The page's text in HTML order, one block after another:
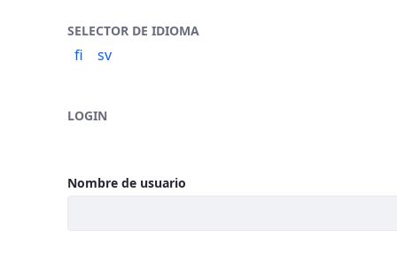
SELECTOR DE IDIOMA
fi sv
LOGIN
Nombre de usuario